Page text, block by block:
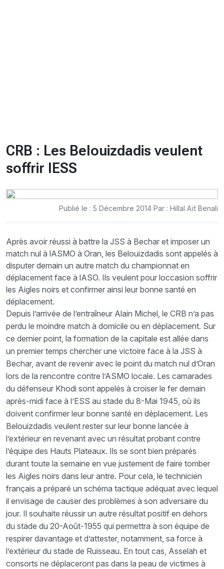
CRB : Les Belouizdadis veulent
soffrir lESS
Publié le : 5 Décembre 2014 Par : Hillal Aït Benali
Après avoir réussi à battre la JSS à Bechar et imposer un
match nul à lASMO à Oran, les Belouizdadis sont appelés à
disputer demain un autre match du championnat en
déplacement face à lASO. Ils veulent pour loccasion soffrir
les Aigles noirs et confirmer ainsi leur bonne santé en
déplacement.
Depuis l’arrivée de l’entraîneur Alain Michel, le CRB n’a pas
perdu le moindre match à domicile ou en déplacement. Sur
ce dernier point, la formation de la capitale est allée dans
un premier temps chercher une victoire face à la JSS à
Bechar, avant de revenir avec le point du match nul d’Oran
lors de la rencontre contre l’ASMO locale. Les camarades
du défenseur Khodi sont appelés à croiser le fer demain
après-midi face à l’ESS au stade du 8-Mai 1945, où ils
doivent confirmer leur bonne santé en déplacement. Les
Belouizdadis veulent rester sur leur bonne lancée à
l’extérieur en revenant avec un résultat probant contre
l’équipe des Hauts Plateaux. Ils se sont bien préparés
durant toute la semaine en vue justement de faire tomber
les Aigles noirs dans leur antre. Pour cela, le technicien
français a préparé un schéma tactique adéquat avec lequel
il envisage de causer des problèmes à son adversaire du
jour. Il souhaite réussir un autre résultat positif en dehors
du stade du 20-Août-1955 qui permettra à son équipe de
respirer davantage et d’attester, notamment, sa force à
l’extérieur du stade de Ruisseau. En tout cas, Asselah et
consorts ne déplaceront pas dans la peau de victimes à